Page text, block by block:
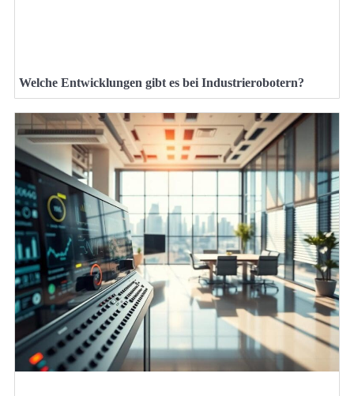
Welche Entwicklungen gibt es bei Industrierobotern?